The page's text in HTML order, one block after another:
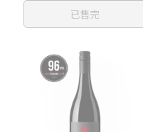
已售完